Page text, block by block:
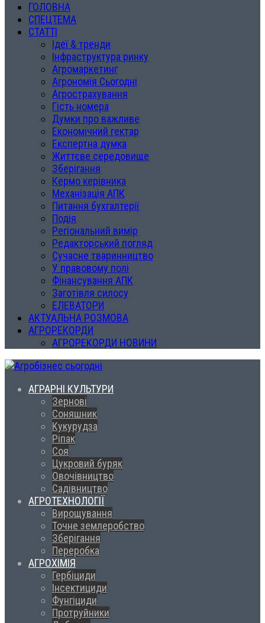
ГОЛОВНА
СПЕЦТЕМА
СТАТТІ
Ідеї & тренди
Інфраструктура ринку
Агромаркетинг
Агрономія Сьогодні
Агрострахування
Гість номера
Думки про важливе
Економічний гектар
Експертна думка
Життєве середовище
Зберігання
Кермо керівника
Механізація АПК
Питання бухгалтерії
Подія
Регіональний вимір
Редакторський погляд
Сучасне тваринництво
У правовому полі
Фінансування АПК
Заготівля силосу
ЕЛЕВАТОРИ
АКТУАЛЬНА РОЗМОВА
АГРОРЕКОРДИ
АГРОРЕКОРДИ НОВИНИ
АГРАРНІ КУЛЬТУРИ
Зернові
Соняшник
Кукурудза
Ріпак
Соя
Цукровий буряк
Овочівництво
Садівництво
АГРОТЕХНОЛОГІЇ
Вирощування
Точне землеробство
Зберігання
Переробка
АГРОХІМІЯ
Гербіциди
Інсектициди
Фунгіциди
Протруйники